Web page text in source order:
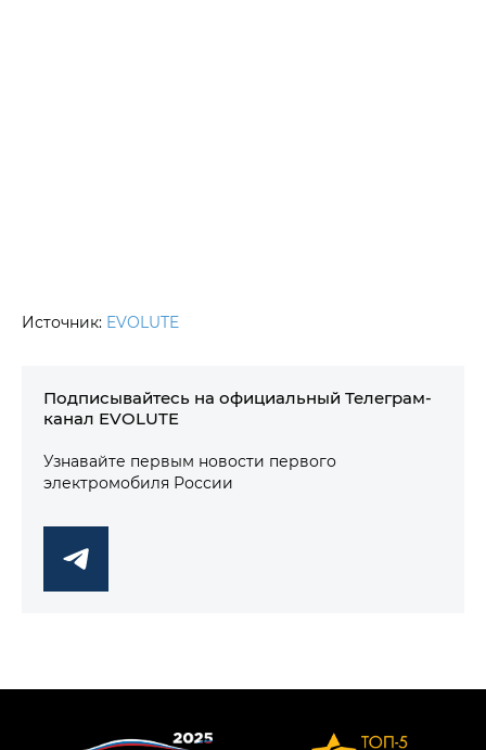
Источник: EVOLUTE
Подписывайтесь на официальный Телеграм-
канал EVOLUTE
Узнавайте первым новости первого
электромобиля России